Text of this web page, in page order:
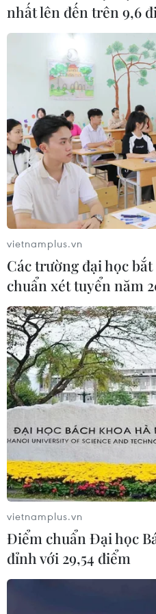
nhất lên đến trên 9,6
vietnamplus.vn
Các trường đại học
chuẩn xét tuyển năm
vietnamplus.vn
Điểm chuẩn Đại học
đỉnh với 29,54 điểm